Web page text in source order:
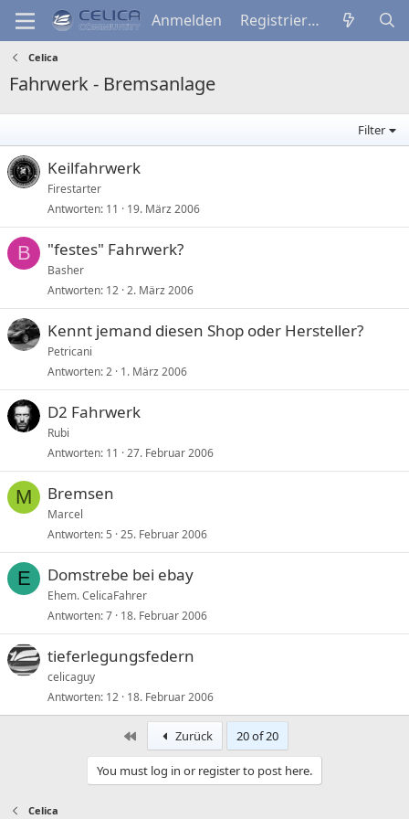
Anmelden Registrieren
Celica
Fahrwerk - Bremsanlage
Filter
Keilfahrwerk
Firestarter
Antworten 11 19. März 2006
B "festes" Fahrwerk?
Basher
Antworten 12 2. März 2006
Kennt jemand diesen Shop oder Hersteller?
Petricani
Antworten 2 1. März 2006
D2 Fahrwerk
Rubi
Antworten 11 27. Februar 2006
M Bremsen
Marcel
Antworten 5 25. Februar 2006
E Domstrebe bei ebay
Ehem. CelicaFahrer
Antworten 7 18. Februar 2006
tieferlegungsfedern
celicaguy
Antworten 12 18. Februar 2006
Zurück 20 of 20
You must log in or register to post here.
Celica